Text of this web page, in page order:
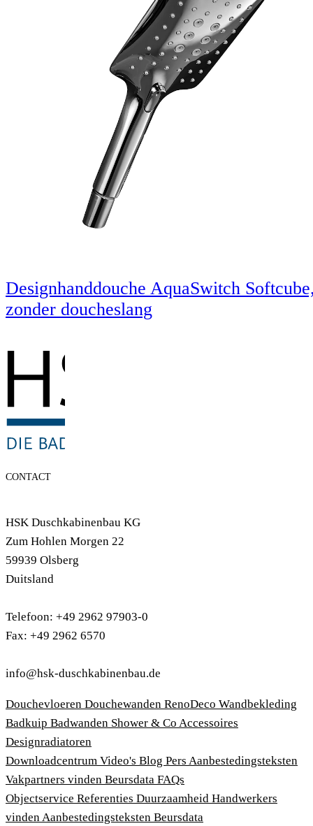
Designhanddouche AquaSwitch
zonder doucheslang
CONTACT
HSK Duschkabinenbau KG
Zum Hohlen Morgen 22
59939 Olsberg
Duitsland
Telefoon: +49 2962 97903-0
Fax: +49 2962 6570
info@hsk-duschkabinenbau.de
Douchevloeren Douchewanden RenoDeco Wandbekleding
Badkuip Badwanden Shower & Co Accessoires
Designradiatoren
Downloadcentrum Video's Blog Pers Aanbestedingsteksten
Vakpartners vinden Beursdata FAQs
Objectservice Referenties Duurzaamheid Handwerkers
vinden Aanbestedingsteksten Beursdata